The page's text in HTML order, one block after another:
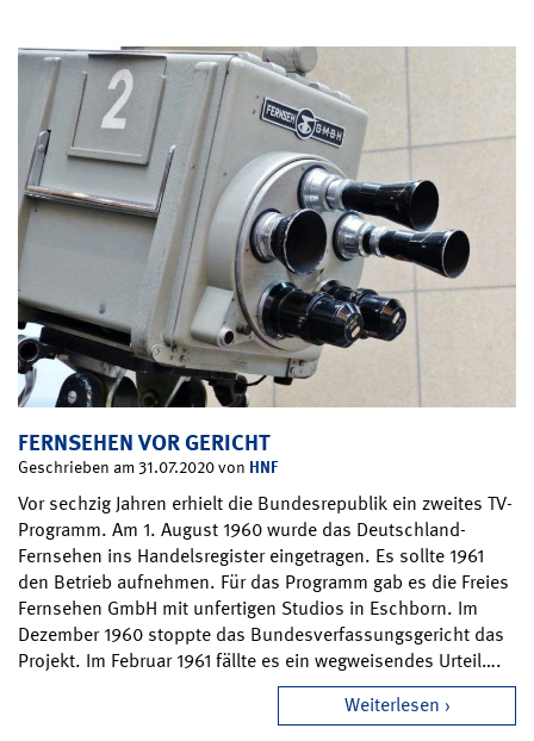
FERNSEHEN VOR GERICHT
Geschrieben am 31.07.2020 von HNF
Vor sechzig Jahren erhielt die Bundesrepublik ein zweites TV-
Programm. Am 1. August 1960 wurde das Deutschland-
Fernsehen ins Handelsregister eingetragen. Es sollte 1961
den Betrieb aufnehmen. Für das Programm gab es die Freies
Fernsehen GmbH mit unfertigen Studios in Eschborn. Im
Dezember 1960 stoppte das Bundesverfassungsgericht das
Projekt. Im Februar 1961 fällte es ein wegweisendes Urteil….
Weiterlesen